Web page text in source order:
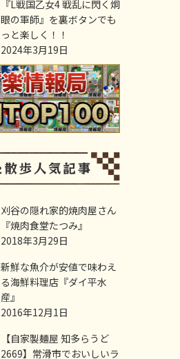
『L戦国乙女4 戦乱に閃く炯
眼の軍師』を裏ボタンでも
っと楽しく！！
2024年3月19日
刈谷の隠れ家的焼肉屋さん
『焼肉食堂たつみ』
2018年3月29日
新鮮な魚介が安値で味わえ
る海鮮料理店『ダイ平水
産』
2016年12月1日
【自家製麺屋 知多らうど
2669】常滑市でおいしいラ